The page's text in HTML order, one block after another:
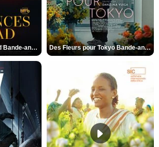
Les Silences de Riyad Bande-annonce VO STFR Des Fleurs pour Tokyo Bande-annonce VO STFR